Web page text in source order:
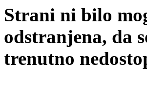
Strani ni bilo
odstranjena, da
trenutno